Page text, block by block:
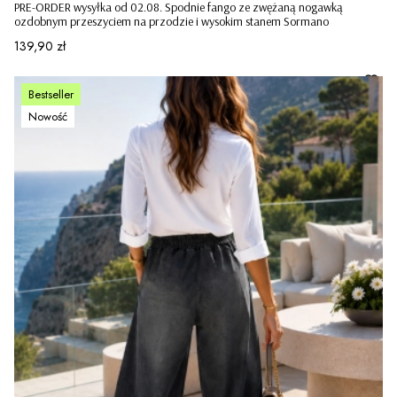
PRE-ORDER wysyłka od 02.08. Spodnie fango ze zwężaną nogawką
ozdobnym przeszyciem na przodzie i wysokim stanem Sormano
Cena
139,90 zł
Bestseller
Nowość